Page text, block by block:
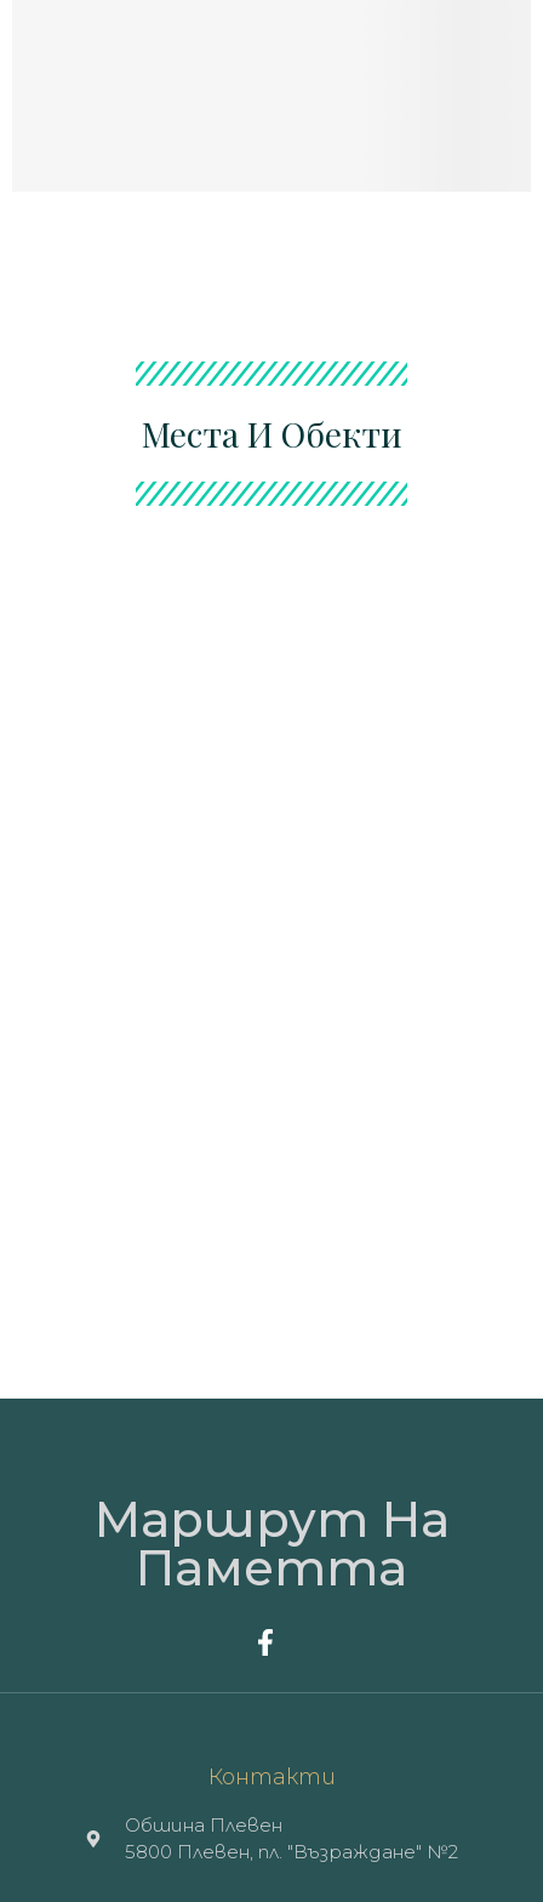
Места И Обекти
Маршрут На
Паметта​
Контакти
Обшина Плевен
5800 Плевен, пл. "Възраждане" №2